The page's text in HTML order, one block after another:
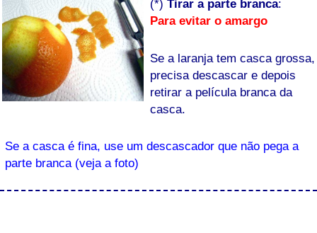
(*) Tirar a parte branca:
Para evitar o amargo
Se a laranja tem casca grossa,
precisa descascar e depois
retirar a película branca da
casca.
Se a casca é fina, use um descascador que não pega a
parte branca (veja a foto)